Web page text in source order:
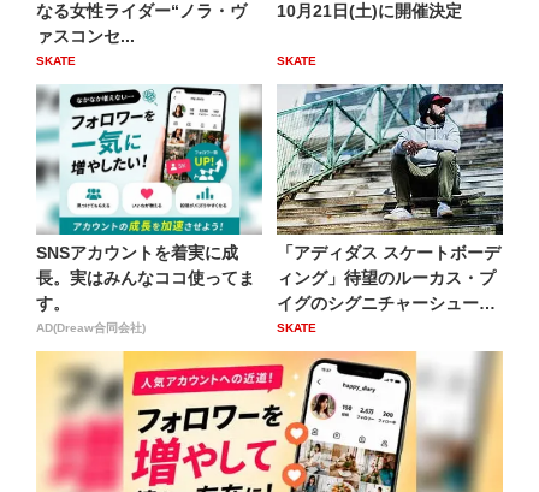
なる女性ライダー“ノラ・ヴ
ァスコンセ...
SKATE
10月21日(土)に開催決定
SKATE
SNSアカウントを着実に成
長。実はみんなココ使ってま
す。
AD(Dreaw合同会社)
「アディダス スケートボーデ
ィング」待望のルーカス・プ
イグのシグニチャーシュー
ズ...
SKATE